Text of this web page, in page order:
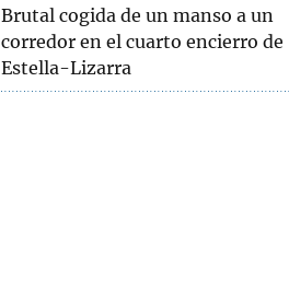
Brutal cogida de un manso a un
corredor en el cuarto encierro de
Estella-Lizarra